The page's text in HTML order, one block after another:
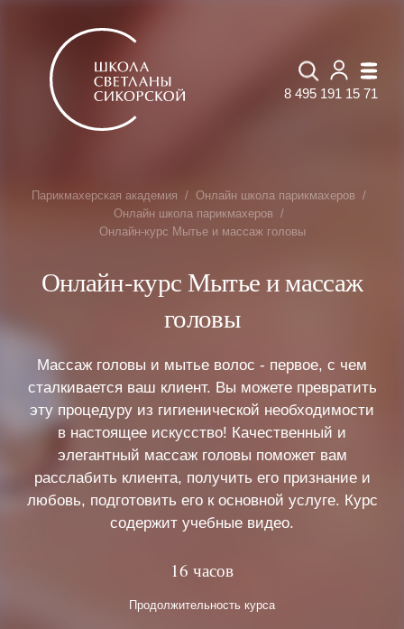
8 495 191 15 71
Парикмахерская академия
Онлайн школа парикмахеров
Онлайн школа парикмахеров
Онлайн-курс Мытье и массаж головы
Онлайн-курс Мытье и массаж
головы
Массаж головы и мытье волос - первое, с чем
сталкивается ваш клиент. Вы можете превратить
эту процедуру из гигиенической необходимости
в настоящее искусство! Качественный и
элегантный массаж головы поможет вам
расслабить клиента, получить его признание и
любовь, подготовить его к основной услуге. Курс
содержит учебные видео.
16 часов
Продолжительность курса